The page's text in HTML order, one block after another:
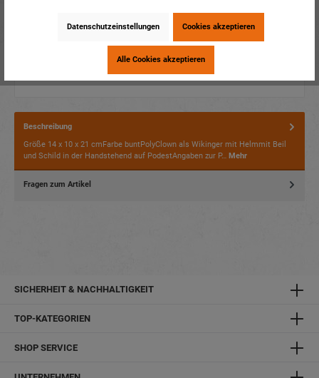
Beschreibung
Größe 14 x 10 x 21 cmFarbe buntPolyClown als Wikinger mit Helmmit Beil
und Schild in der Handstehend auf PodestAngaben zur P… Mehr
Fragen zum Artikel
SICHERHEIT & NACHHALTIGKEIT
TOP-KATEGORIEN
SHOP SERVICE
Datenschutzeinstellungen Cookies akzeptieren
Alle Cookies akzeptieren